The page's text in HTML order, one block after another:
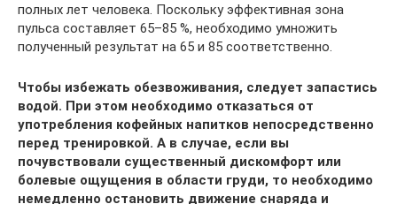
полных лет человека. Поскольку эффективная зона
пульса составляет 65–85 %, необходимо умножить
полученный результат на 65 и 85 соответственно.
Чтобы избежать обезвоживания, следует запастись
водой. При этом необходимо отказаться от
употребления кофейных напитков непосредственно
перед тренировкой. А в случае, если вы
почувствовали существенный дискомфорт или
болевые ощущения в области груди, то необходимо
немедленно остановить движение снаряда и